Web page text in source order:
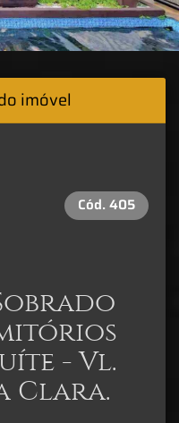
imóvel
Cód. 405
- Vl.
Clara.